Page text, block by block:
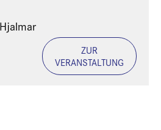
ZUR
VERANSTALTUNG